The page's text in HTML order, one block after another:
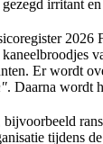
irritant
Er wordt
. Daarna wordt
tijdens